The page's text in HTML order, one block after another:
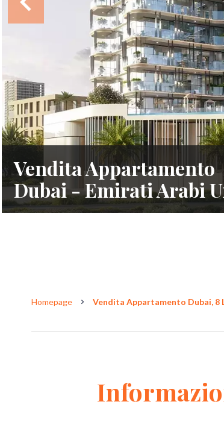
Vendita Appartamento
Dubai - Emirati Arabi
Homepage Vendita Appartamento Dubai, 8